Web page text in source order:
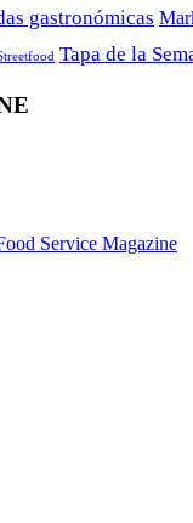
gastronómicas
Tapa de la
Service Magazine